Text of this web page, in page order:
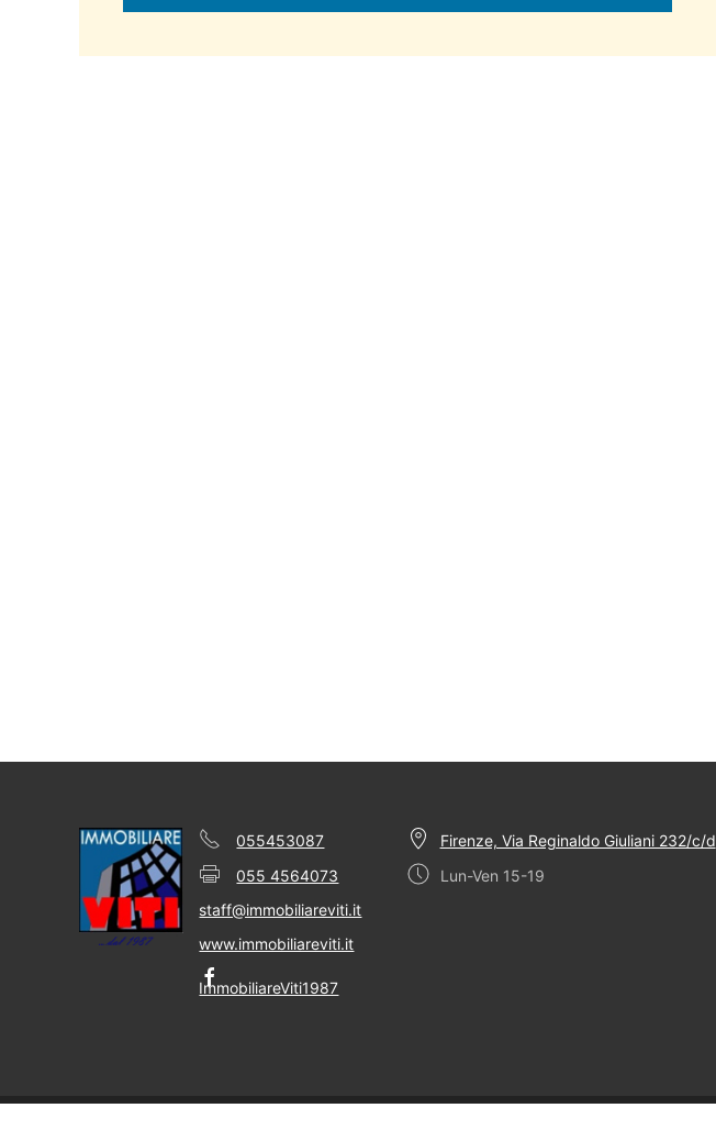
055453087
055 4564073
staff@immobiliareviti.it
www.immobiliareviti.it
ImmobiliareViti1987
Firenze, Via Reginaldo Giuliani 232/c/d
Lun-Ven 15-19